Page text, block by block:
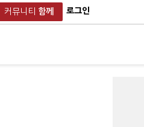
커뮤니티 함께 로그인